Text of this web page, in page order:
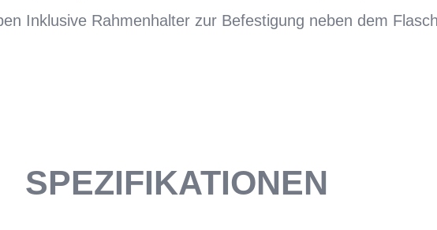
Inklusive Rahmenhalter zur Befestigung neben dem
SPEZIFIKATIONEN